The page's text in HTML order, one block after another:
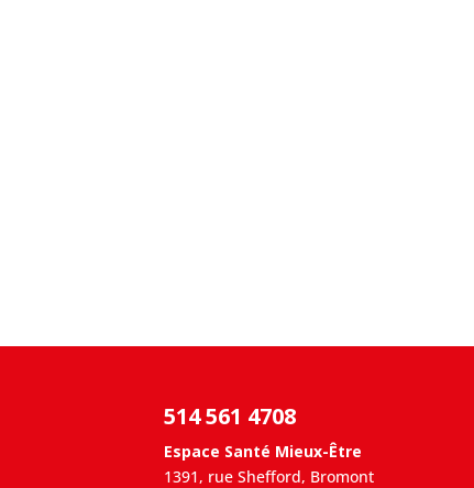
514 561 4708
Espace Santé Mieux-Être
1391, rue Shefford, Bromont